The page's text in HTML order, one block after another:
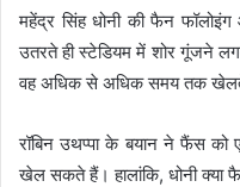
महेंद्र सिंह धोनी की फैन
उतरते ही स्टेडियम में शोर गूंजने
वह अधिक से अधिक समय तक
रॉबिन उथप्पा के बयान ने फैंस को
खेल सकते हैं। हालांकि, धोनी क्या